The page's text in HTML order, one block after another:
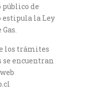
público de
estipula la Ley
los trámites
se encuentran